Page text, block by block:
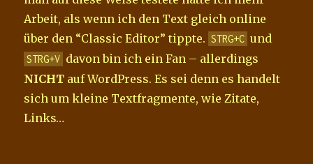
Arbeit, als wenn ich den Text gleich online
über den “Classic Editor” tippte. STRG+C und
STRG+V davon bin ich ein Fan – allerdings
NICHT auf WordPress. Es sei denn es handelt
sich um kleine Textfragmente, wie Zitate,
Links…